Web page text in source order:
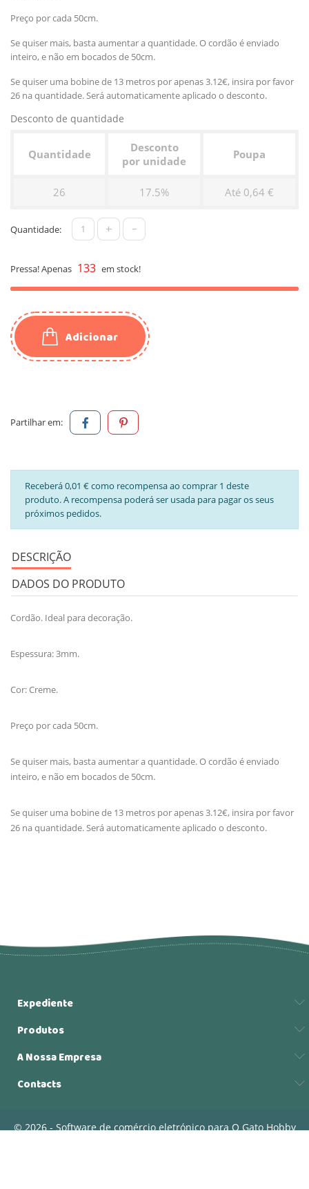
Preço por cada 50cm.
Se quiser mais, basta aumentar a quantidade. O cordão é enviado
inteiro, e não em bocados de 50cm.
Se quiser uma bobine de 13 metros por apenas 3.12€, insira por favor
26 na quantidade. Será automaticamente aplicado o desconto.
Desconto de quantidade
Quantidade
Desconto
por unidade
Poupa
26 17.5% Até 0,64 €
Quantidade: + -
Pressa! Apenas 133 em stock!
Adicionar
Partilhar em:
Receberá 0,01 € como recompensa ao comprar 1 deste
produto. A recompensa poderá ser usada para pagar os seus
próximos pedidos.
DESCRIÇÃO
DADOS DO PRODUTO
Cordão. Ideal para decoração.
Espessura: 3mm.
Cor: Creme.
Preço por cada 50cm.
Se quiser mais, basta aumentar a quantidade. O cordão é enviado
inteiro, e não em bocados de 50cm.
Se quiser uma bobine de 13 metros por apenas 3.12€, insira por favor
26 na quantidade. Será automaticamente aplicado o desconto.
Expediente
Produtos
A Nossa Empresa
Contacts
© 2026 - Software de comércio eletrónico para O Gato Hobby